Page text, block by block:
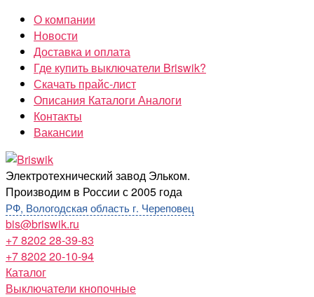
Перейти
содержимому
О компании
Новости
Доставка и оплата
Где купить выключатели Briswik?
Скачать прайс-лист
Описания Каталоги Аналоги
Контакты
Вакансии
Briswik
Электротехнический завод Эльком.
Производим в России с 2005 года
РФ, Вологодская область г. Череповец
bis@briswik.ru
+7 8202 28-39-83
+7 8202 20-10-94
Каталог
Выключатели кнопочные